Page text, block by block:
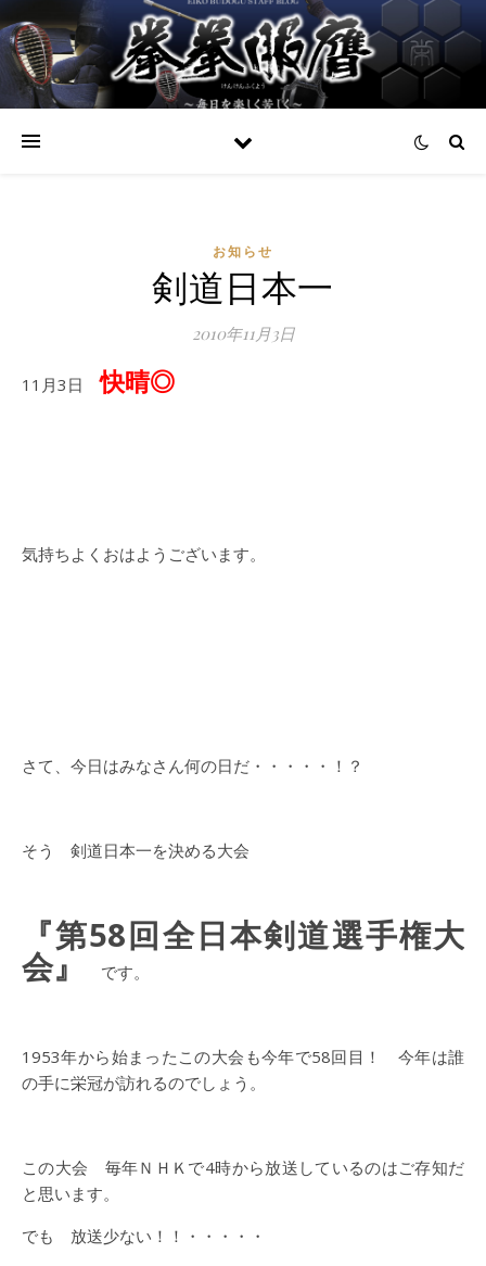
お知らせ
剣道日本一
2010年11月3日
11月3日快晴◎
気持ちよくおはようございます。
さて、今日はみなさん何の日だ・・・・・！？
そう 剣道日本一を決める大会
『第58回全日本剣道選手権大
会』 です。
1953年から始まったこの大会も今年で58回目！ 今年は誰
の手に栄冠が訪れるのでしょう。
この大会 毎年ＮＨＫで4時から放送しているのはご存知だ
と思います。
でも 放送少ない！！・・・・・